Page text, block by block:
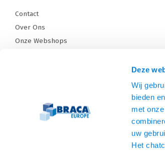
Deze
Wij
bieden
met
uw
Het
Contact
Over Ons
Onze Webshops
Betaalmethoden en voorwaarden
Privacy policy